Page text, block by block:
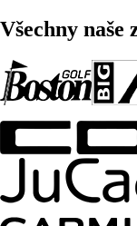
Všechny naše